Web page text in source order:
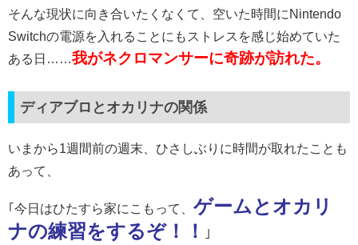
そんな現状に向き合いたくなくて、空いた時間にNintendo
Switchの電源を入れることにもストレスを感じ始めていた
ある日……我がネクロマンサーに奇跡が訪れた。
ディアブロとオカリナの関係
いまから1週間前の週末、ひさしぶりに時間が取れたことも
あって、
｢今日はひたすら家にこもって、 ゲームとオカリ
ナの練習をするぞ！！
｣